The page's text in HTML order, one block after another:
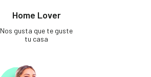
Home Lover
Nos gusta que te guste
tu casa